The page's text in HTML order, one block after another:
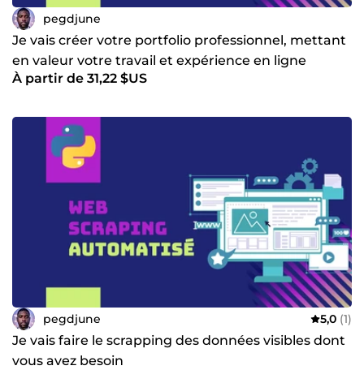
pegdjune
Je vais créer votre portfolio professionnel, mettant
en valeur votre travail et expérience en ligne
À partir de 31,22 $US
pegdjune 5,0 (1)
Je vais faire le scrapping des données visibles dont
vous avez besoin